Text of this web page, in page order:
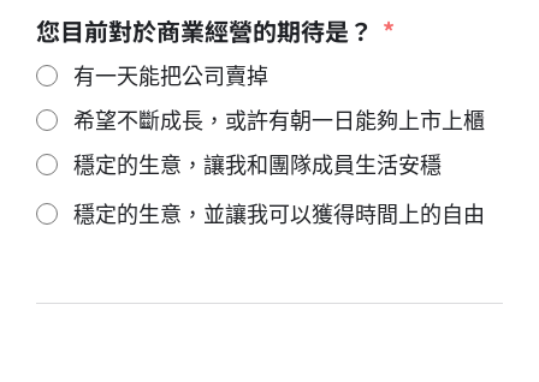
您目前對於商業經營的期待是？
有一天能把公司賣掉
希望不斷成長，或許有朝一日能夠上市上櫃
穩定的生意，讓我和團隊成員生活安穩
穩定的生意，並讓我可以獲得時間上的自由